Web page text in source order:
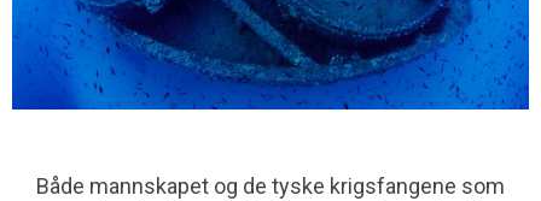
Både mannskapet og de tyske krigsfangene som